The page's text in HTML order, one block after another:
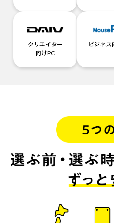
クリエイター
向けPC
ビジネス